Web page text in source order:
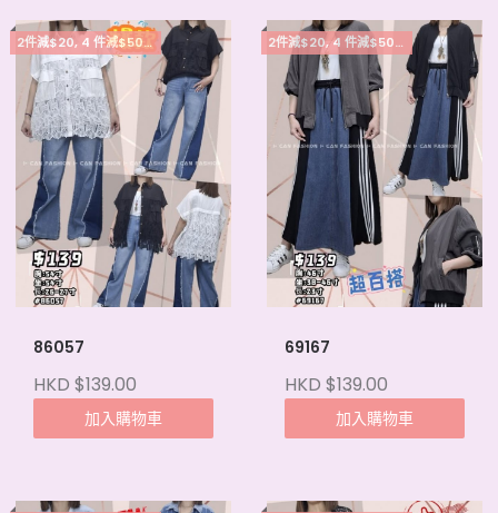
2件減$20, 4 件減$50, 5件起每件減$15
86057
HKD $139.00
加入購物車
2件減$20, 4 件減$50, 5件起每件減$15
69167
HKD $139.00
加入購物車